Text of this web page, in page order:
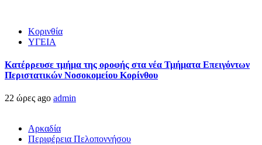
Κορινθία
ΥΓΕΙΑ
Kατέρρευσε τμήμα της οροφής στα νέα Τμήματα Επειγόντων
Περιστατικών Νοσοκομείου Κορίνθου
22 ώρες ago admin
Αρκαδία
Περιφέρεια Πελοποννήσου